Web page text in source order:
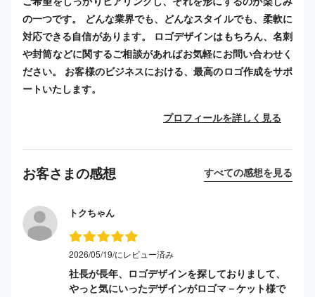
の一つです。 どんな業界でも、どんなスタイルでも、柔軟に
対応できる自信があります。 ロゴデザインはもちろん、名刺
や封筒などに関するご相談があればお気軽にお問い合わせく
ださい。 お客様のビジネスにおける、最高のロゴ作成をサポ
ートいたします。
プロフィールを詳しく見る
お客さまの感想 すべての感想を見る
トクちゃん
2026/05/19/にレビュー済み
社長が長年、ロゴデザインを探しておりまして、
やっと気にいったデザインがロゴマ－ケット様で